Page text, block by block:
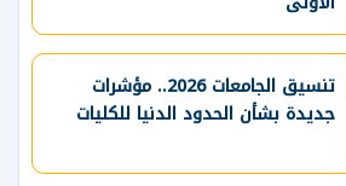
تنسيق الجامعات 2026.. مؤشرات
جديدة بشأن الحدود الدنيا للكليات